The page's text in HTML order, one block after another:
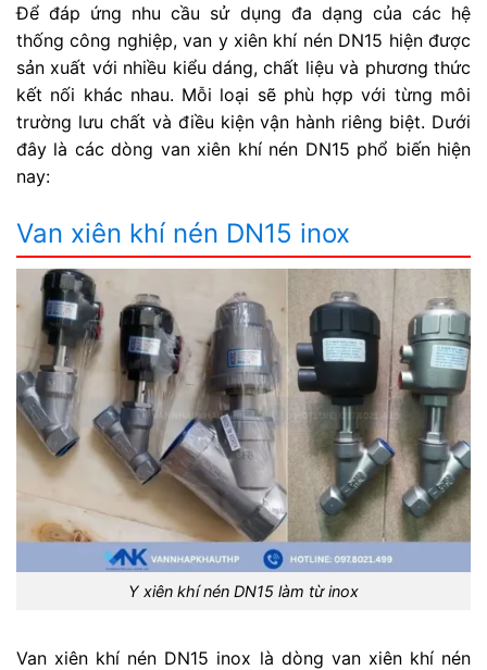
Để đáp ứng nhu cầu sử dụng đa dạng của các hệ
thống công nghiệp, van y xiên khí nén DN15 hiện được
sản xuất với nhiều kiểu dáng, chất liệu và phương thức
kết nối khác nhau. Mỗi loại sẽ phù hợp với từng môi
trường lưu chất và điều kiện vận hành riêng biệt. Dưới
đây là các dòng van xiên khí nén DN15 phổ biến hiện
nay:
Van xiên khí nén DN15 inox
Y xiên khí nén DN15 làm từ inox
Van xiên khí nén DN15 inox là dòng van xiên khí nén